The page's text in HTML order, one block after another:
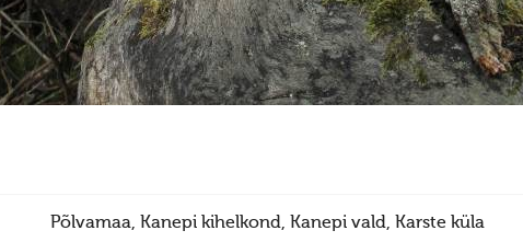
Põlvamaa, Kanepi kihelkond, Kanepi vald, Karste küla